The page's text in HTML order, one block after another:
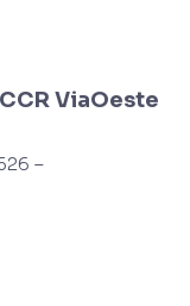
ViaOeste
–